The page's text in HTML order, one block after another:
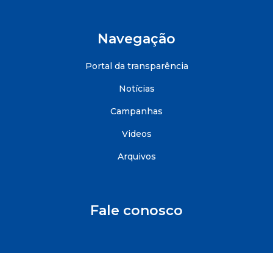
Navegação
Portal da transparência
Notícias
Campanhas
Videos
Arquivos
Fale conosco